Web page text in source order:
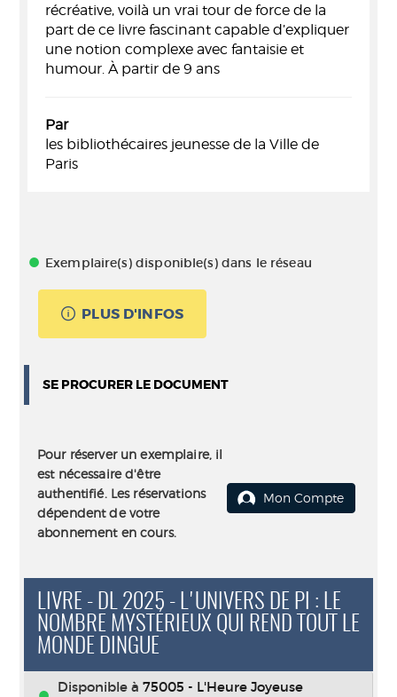
récréative, voilà un vrai tour de force de la
part de ce livre fascinant capable d’expliquer
une notion complexe avec fantaisie et
humour. À partir de 9 ans
Par
les bibliothécaires jeunesse de la Ville de
Paris
Exemplaire(s) disponible(s) dans le réseau
PLUS D'INFOS
SE PROCURER LE DOCUMENT
Pour réserver un exemplaire, il
est nécessaire d'être
authentifié. Les réservations
dépendent de votre
abonnement en cours.
Mon Compte
LIVRE - DL 2025 - L'UNIVERS DE PI : LE
NOMBRE MYSTÉRIEUX QUI REND TOUT LE
MONDE DINGUE
Disponible à 75005 - L'Heure Joyeuse